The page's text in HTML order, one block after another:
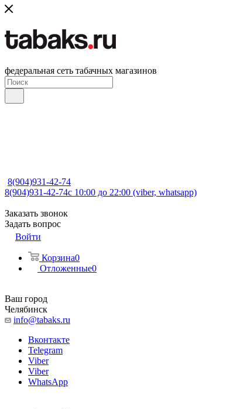
федеральная сеть табачных магазинов
8(904)931-42-74
8(904)931-42-74с 10:00 до 22:00 (viber, whatsapp)
Заказать звонок
Задать вопрос
Войти
Корзина0
Отложенные0
Ваш город
Челябинск
info@tabaks.ru
Вконтакте
Telegram
Viber
Viber
WhatsApp